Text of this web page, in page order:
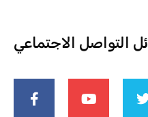
التواصل الاجتماعي